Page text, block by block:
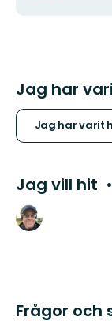
Jag har
Jag har varit
Jag vill hit
Frågor och